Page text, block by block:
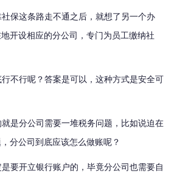
保这条路走不通之后，就想了另一个办
开设相应的分公司，专门为员工缴纳社
不行呢？答案是可以，这种方式是安全可
是分公司需要一堆税务问题，比如说迫在
分公司到底应该怎么做账呢？
要开立银行账户的，毕竟分公司也需要自